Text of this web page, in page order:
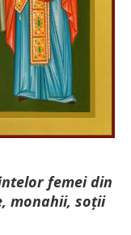
femei din
monahii, soții